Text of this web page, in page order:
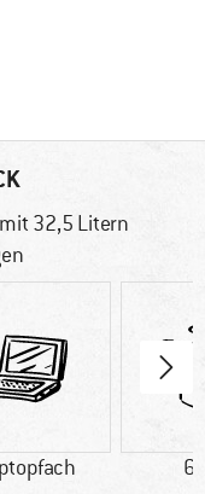
Infos hier! Öffnet
32,5 Litern